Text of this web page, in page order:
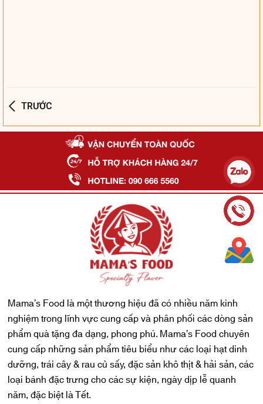
TRƯỚC
Mama’s Food là một thương hiệu đã có nhiều năm kinh
nghiệm trong lĩnh vực cung cấp và phân phối các dòng sản
phẩm quà tặng đa dạng, phong phú. Mama’s Food chuyên
cung cấp những sản phẩm tiêu biểu như các loại hạt dinh
dưỡng, trái cây & rau củ sấy, đặc sản khô thịt & hải sản, các
loại bánh đặc trưng cho các sự kiện, ngày dịp lễ quanh
năm, đặc biệt là Tết.